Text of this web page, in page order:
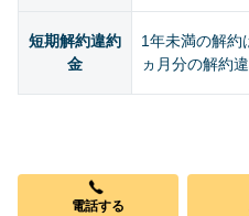
短期解約違約
金
1年未満の解約
ヵ月分の解約
電話する